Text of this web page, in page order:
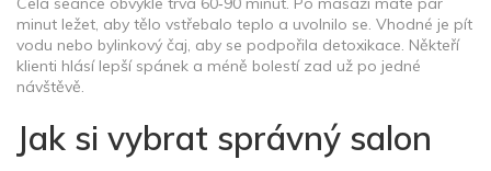
minut ležet, aby tělo vstřebalo teplo a uvolnilo se. Vhodné je pít
vodu nebo bylinkový čaj, aby se podpořila detoxikace. Někteří
klienti hlásí lepší spánek a méně bolestí zad už po jedné
návštěvě.
Jak si vybrat správný salon